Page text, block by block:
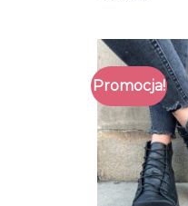
Promocja!